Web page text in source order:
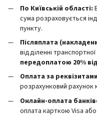
По Київській області:
сума розраховується
пункту.
Післяплата
відділенні транспортної
передоплатою 20%
Оплата за реквізитами
розрахунковий рахунок
Онлайн-оплата
оплата карткою Visa